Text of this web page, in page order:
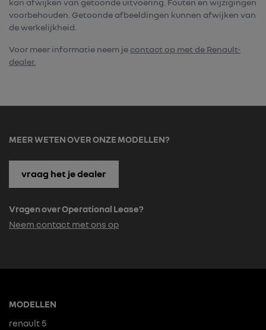
kan afwijken van getoonde uitvoering. Fouten en wijzigingen
voorbehouden. Getoonde afbeeldingen kunnen afwijken van
de werkelijkheid.
Voor meer informatie neem jecontact op met de Renault-
dealer.
MEER WETEN OVER ONZE MODELLEN?
vraag het je dealer
Vragen over Operational Lease?
Neem contact met ons op
MODELLEN
renault 5